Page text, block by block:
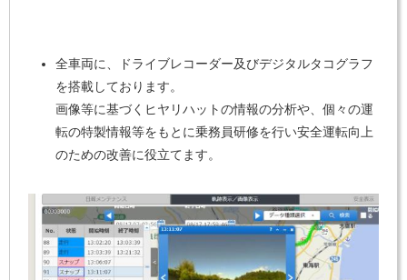
全車両に、ドライブレコーダー及びデジタルタコグラフ
を搭載しております。
画像等に基づくヒヤリハットの情報の分析や、個々の運
転の特製情報等をもとに乗務員研修を行い安全運転向上
のための改善に役立てます。